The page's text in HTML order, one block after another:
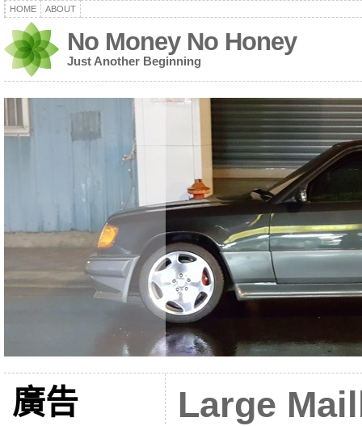
HOME ABOUT
No Money No Honey
Just Another Beginning
廣告
Large